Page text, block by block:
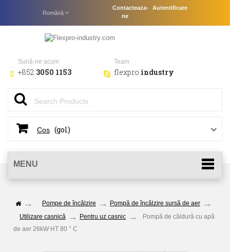
Autentificare
Română
Contacteaza-
ne
Sună-ne acum
+852 3050 1153
Team
flexpro.industry
Cos (gol)
MENU
Pompe de încălzire
Pompă de încălzire sursă de aer
Utilizare casnică
Pentru uz casnic
Pompă de căldură cu apă
de aer 26kW HT 80 ° C